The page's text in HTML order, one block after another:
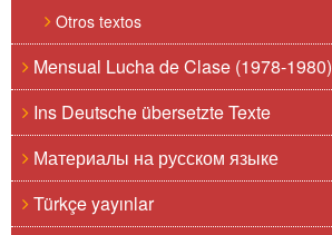
Otros textos
Mensual Lucha de Clase (1978-1980)
Ins Deutsche übersetzte Texte
Материалы на русском языке
Türkçe yayınlar